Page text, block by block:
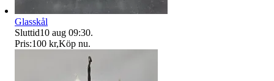
Glasskål
Sluttid10 aug 09:30.
Pris:100 kr,Köp nu.